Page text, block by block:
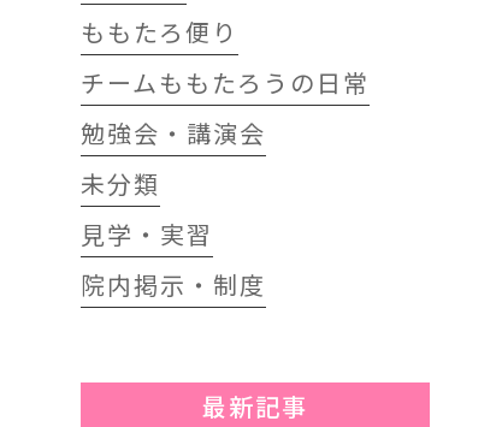
ももたろ便り
チームももたろうの日常
勉強会・講演会
未分類
見学・実習
院内掲示・制度
最新記事